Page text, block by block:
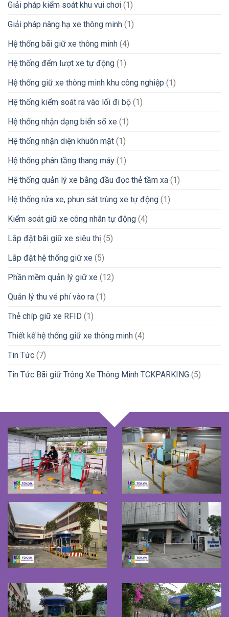
Giải pháp kiểm soát khu vui chơi (1)
Giải pháp nâng hạ xe thông minh (1)
Hệ thống bãi giữ xe thông minh (4)
Hệ thống đếm lượt xe tự động (1)
Hệ thống giữ xe thông minh khu công nghiệp (1)
Hệ thống kiểm soát ra vào lối đi bộ (1)
Hệ thống nhận dạng biển số xe (1)
Hệ thống nhận diện khuôn mặt (1)
Hệ thống phân tầng thang máy (1)
Hệ thống quản lý xe bằng đầu đọc thẻ tầm xa (1)
Hệ thống rửa xe, phun sát trùng xe tự động (1)
Kiểm soát giữ xe công nhân tự động (4)
Lắp đặt bãi giữ xe siêu thị (5)
Lắp đặt hệ thống giữ xe (5)
Phần mềm quản lý giữ xe (12)
Quản lý thu vé phí vào ra (1)
Thẻ chíp giữ xe RFID (1)
Thiết kế hệ thống giữ xe thông minh (4)
Tin Tức (7)
Tin Tức Bãi giữ Trông Xe Thông Minh TCKPARKING (5)